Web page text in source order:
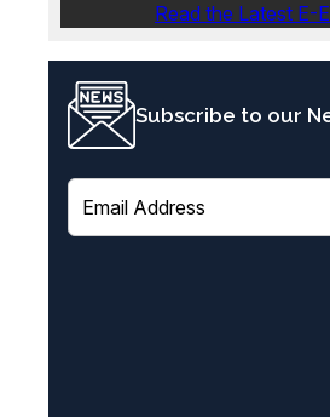
Read the Latest E-
Subscribe to our
E